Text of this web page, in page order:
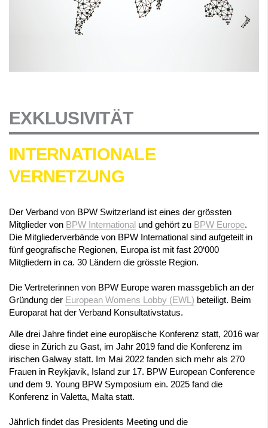
EXKLUSIVITÄT
INTERNATIONALE
VERNETZUNG
Der Verband von BPW Switzerland ist eines der grössten
Mitglieder von BPW International und gehört zu BPW Europe.
Die Mitgliederverbände von BPW International sind aufgeteilt in
fünf geografische Regionen, Europa ist mit fast 20‘000
Mitgliedern in ca. 30 Ländern die grösste Region.
Die Vertreterinnen von BPW Europe waren massgeblich an der
Gründung der European Womens Lobby (EWL) beteiligt. Beim
Europarat hat der Verband Konsultativstatus.
Alle drei Jahre findet eine europäische Konferenz statt, 2016 war
diese in Zürich zu Gast, im Jahr 2019 fand die Konferenz im
irischen Galway statt. Im Mai 2022 fanden sich mehr als 270
Frauen in Reykjavik, Island zur 17. BPW European Conference
und dem 9. Young BPW Symposium ein. 2025 fand die
Konferenz in Valetta, Malta statt.
Jährlich findet das Presidents Meeting und die